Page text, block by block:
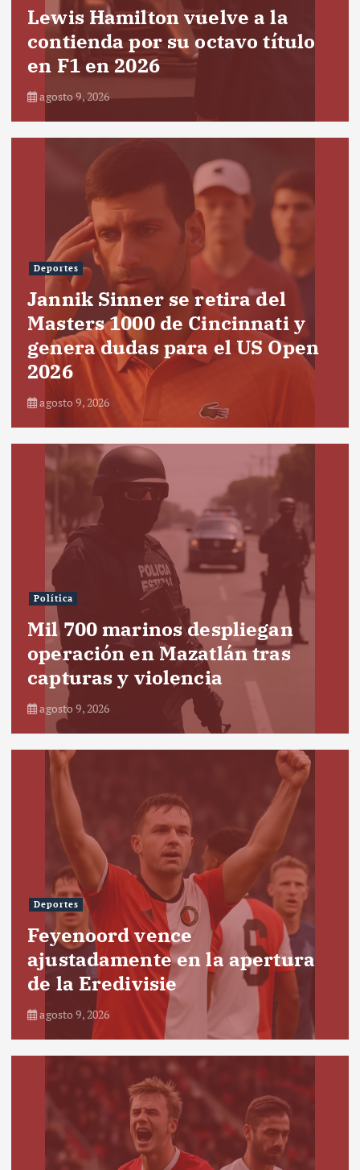
Lewis Hamilton vuelve a la
contienda por su octavo título
en F1 en 2026
agosto 9, 2026
Deportes
Jannik Sinner se retira del
Masters 1000 de Cincinnati y
genera dudas para el US Open
2026
agosto 9, 2026
Política
Mil 700 marinos despliegan
operación en Mazatlán tras
capturas y violencia
agosto 9, 2026
Deportes
Feyenoord vence
ajustadamente en la apertura
de la Eredivisie
agosto 9, 2026